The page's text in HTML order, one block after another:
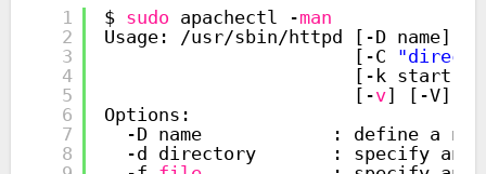
1
2
3
4
5
6
7
8
$ sudo apachectl -man
Usage:
/usr/sbin/httpd
[-D name]
[-C
[-k
[-v] [-V]
Options:
-D name            : define a
-d directory       : specify an